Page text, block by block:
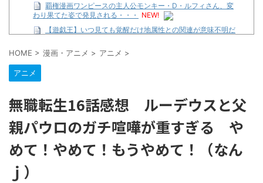
覇権漫画ワンピースの主人公モンキー・D・ルフィさん、変
わり果てた姿で発見される・・・
NEW!
【遊戯王】いつ見ても覚醒だけ地属性との関連が意味不明だ
…背が高い娘
【ギャルゲ】「千恋*万花」のアニメ化決定でKOTOKOが主
【R-18】真・女神転生 Road to the Transcendence【二次
創作】 第２０話
北原ももさんの挑発!!!
HOME > 漫画・アニメ > アニメ >
アニメ
無職転生16話感想 ルーデウスと父
親パウロのガチ喧嘩が重すぎる や
めて！やめて！もうやめて！（なん
ｊ）